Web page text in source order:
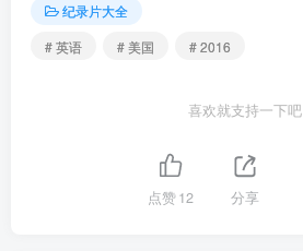
纪录片大全
# 英语
# 美国 # 2016
喜欢就支持一下吧
点赞12 分享